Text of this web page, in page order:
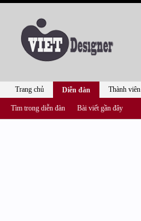
Trang chủ Diễn đàn
Tìm trong diễn đàn Bài viết gần đây
Thành viên